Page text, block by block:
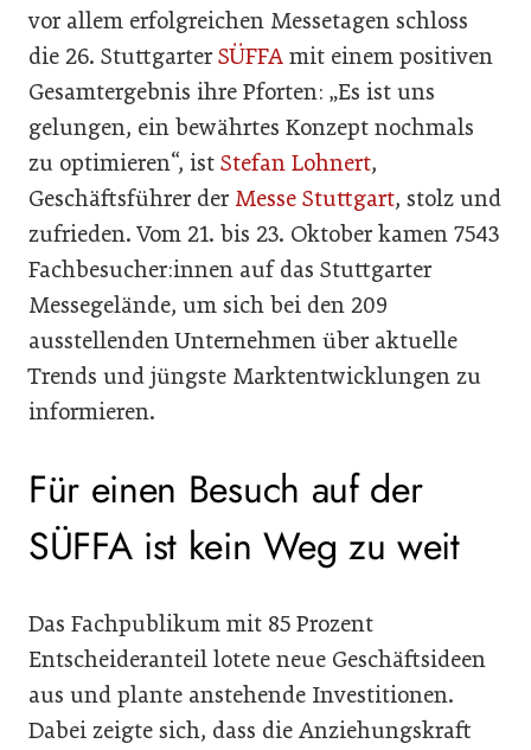
vor allem erfolgreichen Messetagen schloss
die 26. Stuttgarter SÜFFA mit einem positiven
Gesamtergebnis ihre Pforten: „Es ist uns
gelungen, ein bewährtes Konzept nochmals
zu optimieren“, ist Stefan Lohnert,
Geschäftsführer der Messe Stuttgart, stolz und
zufrieden. Vom 21. bis 23. Oktober kamen 7543
Fachbesucher:innen auf das Stuttgarter
Messegelände, um sich bei den 209
ausstellenden Unternehmen über aktuelle
Trends und jüngste Marktentwicklungen zu
informieren.
Für einen Besuch auf der
SÜFFA ist kein Weg zu weit
Das Fachpublikum mit 85 Prozent
Entscheideranteil lotete neue Geschäftsideen
aus und plante anstehende Investitionen.
Dabei zeigte sich, dass die Anziehungskraft